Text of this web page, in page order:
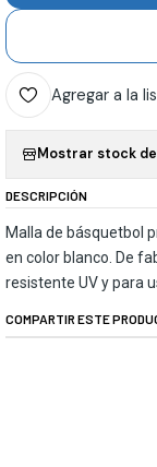
Agregar a la
Mostrar stock
DESCRIPCIÓN
Malla de básquetbol
en color blanco. De
resistente UV y para
COMPARTIR ESTE